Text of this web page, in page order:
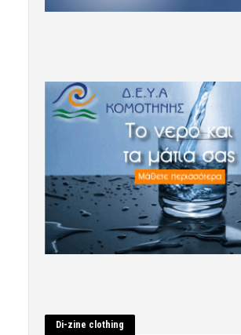
Di-zine clothing